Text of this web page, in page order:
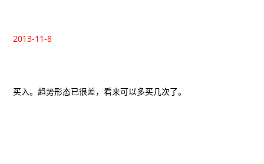
2013-11-8
买入。趋势形态已很差，看来可以多买几次了。